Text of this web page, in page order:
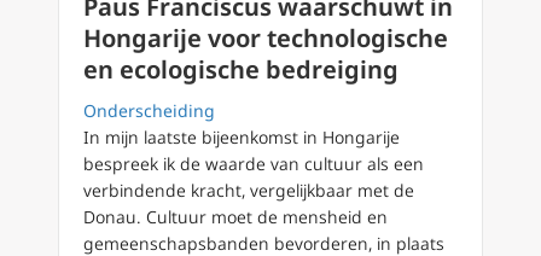
Paus Franciscus waarschuwt in
Hongarije voor technologische
en ecologische bedreiging
Onderscheiding
In mijn laatste bijeenkomst in Hongarije
bespreek ik de waarde van cultuur als een
verbindende kracht, vergelijkbaar met de
Donau. Cultuur moet de mensheid en
gemeenschapsbanden bevorderen, in plaats